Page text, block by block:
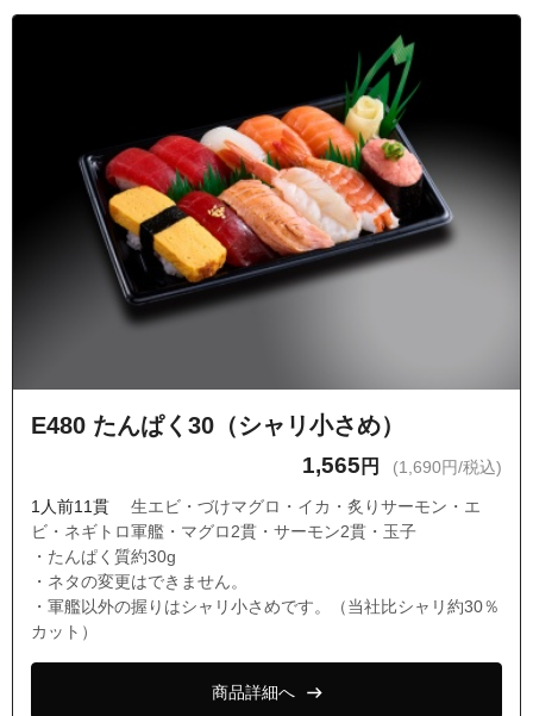
E480 たんぱく30（シャリ小さめ）
1,565 円 (1,690円/税込)
1人前11貫
生エビ・づけマグロ・イカ・炙りサーモン・エ
ビ・ネギトロ軍艦・マグロ2貫・サーモン2貫・玉子
・たんぱく質約30g
・ネタの変更はできません。
・軍艦以外の握りはシャリ小さめです。（当社比シャリ約30％
カット）
商品詳細へ